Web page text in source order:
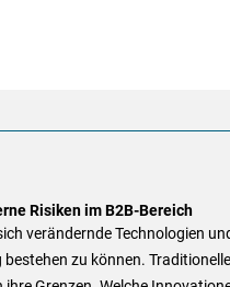
Risiken im B2B-Bereich
verändernde Technologien
zu können. Traditionelle